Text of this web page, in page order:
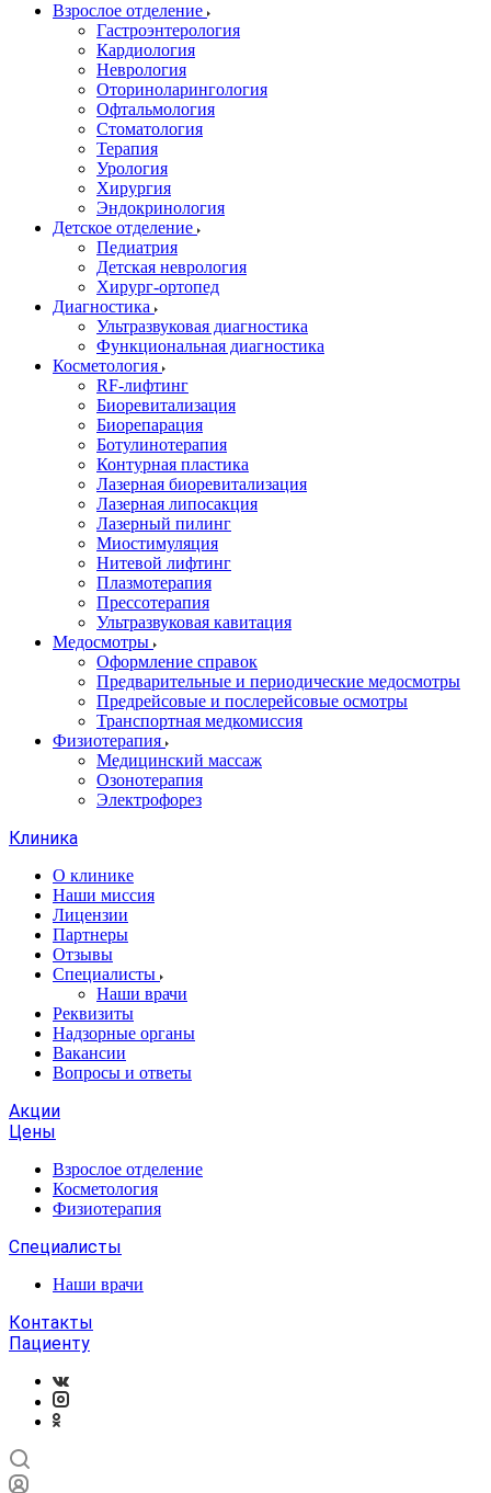
Взрослое отделение
Гастроэнтерология
Кардиология
Неврология
Оториноларингология
Офтальмология
Стоматология
Терапия
Урология
Хирургия
Эндокринология
Детское отделение
Педиатрия
Детская неврология
Хирург-ортопед
Диагностика
Ультразвуковая диагностика
Функциональная диагностика
Косметология
RF-лифтинг
Биоревитализация
Биорепарация
Ботулинотерапия
Контурная пластика
Лазерная биоревитализация
Лазерная липосакция
Лазерный пилинг
Миостимуляция
Нитевой лифтинг
Плазмотерапия
Прессотерапия
Ультразвуковая кавитация
Медосмотры
Оформление справок
Предварительные и периодические медосмотры
Предрейсовые и послерейсовые осмотры
Транспортная медкомиссия
Физиотерапия
Медицинский массаж
Озонотерапия
Электрофорез
Клиника
О клинике
Наши миссия
Лицензии
Партнеры
Отзывы
Специалисты
Наши врачи
Реквизиты
Надзорные органы
Вакансии
Вопросы и ответы
Акции
Цены
Взрослое отделение
Косметология
Физиотерапия
Специалисты
Наши врачи
Контакты
Пациенту